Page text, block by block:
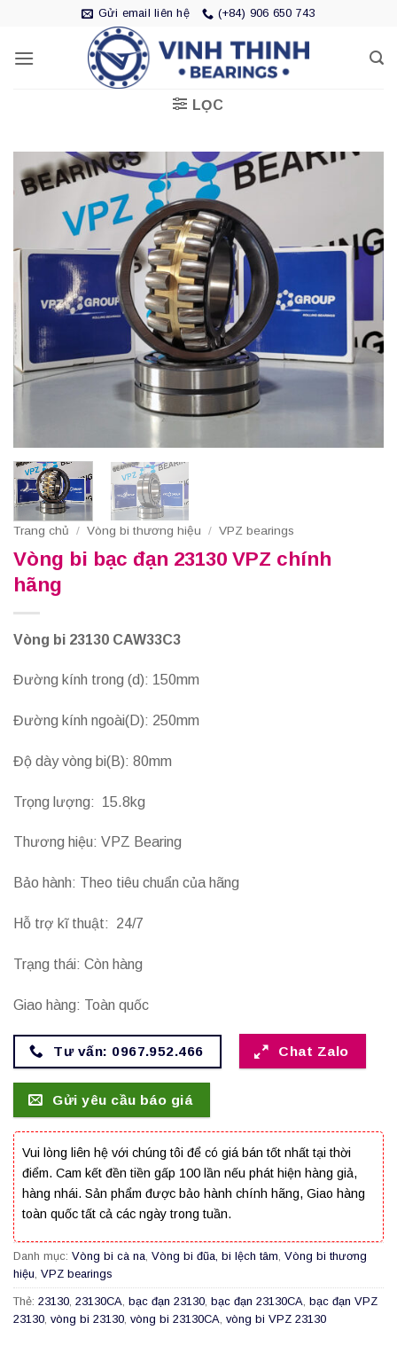
nội
Gửi email liên hệ (+84) 906 650 743
LỌC
Trang chủ / Vòng bi thương hiệu / VPZ bearings
Vòng bi bạc đạn 23130 VPZ chính
hãng
Vòng bi 23130 CAW33C3
Đường kính trong (d): 150mm
Đường kính ngoài(D): 250mm
Độ dày vòng bi(B): 80mm
Trọng lượng: 15.8kg
Thương hiệu: VPZ Bearing
Bảo hành: Theo tiêu chuẩn của hãng
Hỗ trợ kĩ thuật: 24/7
Trạng thái: Còn hàng
Giao hàng: Toàn quốc
Tư vấn: 0967.952.466 Chat Zalo
Gửi yêu cầu báo giá
Vui lòng liên hệ với chúng tôi để có giá bán tốt nhất tại thời
điểm. Cam kết đền tiền gấp 100 lần nếu phát hiện hàng giả,
hàng nhái. Sản phẩm được bảo hành chính hãng, Giao hàng
toàn quốc tất cả các ngày trong tuần.
Danh mục: Vòng bi cà na, Vòng bi đũa, bi lệch tâm, Vòng bi thương
hiệu, VPZ bearings
Thẻ: 23130, 23130CA, bạc đạn 23130, bạc đạn 23130CA, bạc đạn VPZ
23130, vòng bi 23130, vòng bi 23130CA, vòng bi VPZ 23130